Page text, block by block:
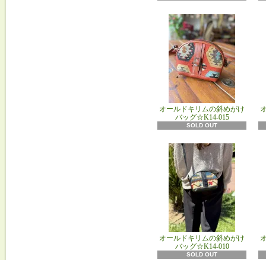
オールドキリムの斜めがけ
バッグ☆K14-015
SOLD OUT
オールドキリムの斜めがけ
バッグ☆K14-010
SOLD OUT